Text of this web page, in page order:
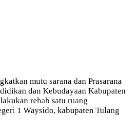
mutu sarana dan Prasarana
dan Kebudayaan Kabupaten
rehab satu ruang
1 Waysido, kabupaten Tulang